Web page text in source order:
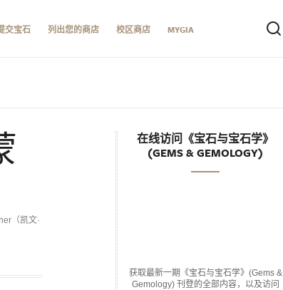
交宝石 列出您的商店 校区商店 MYGIA
（凯文·
在线访问《宝石与宝石学》
(GEMS & GEMOLOGY)
获取最新一期《宝石与宝石学》(Gems &
Gemology) 刊登的全部内容，以及访问